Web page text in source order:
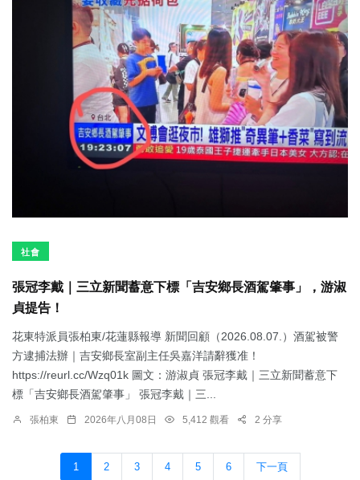
社會
張冠李戴｜三立新聞蓄意下標「吉安鄉長酒駕肇事」，游淑
貞提告！
花東特派員張柏東/花蓮縣報導 新聞回顧（2026.08.07.）酒駕被警
方逮捕法辦｜吉安鄉長室副主任吳嘉洋請辭獲准！
https://reurl.cc/Wzq01k 圖文：游淑貞 張冠李戴｜三立新聞蓄意下
標「吉安鄉長酒駕肇事」 張冠李戴｜三...
張柏東 2026年八月08日 5,412 觀看 2 分享
1 2 3 4 5 6 下一頁